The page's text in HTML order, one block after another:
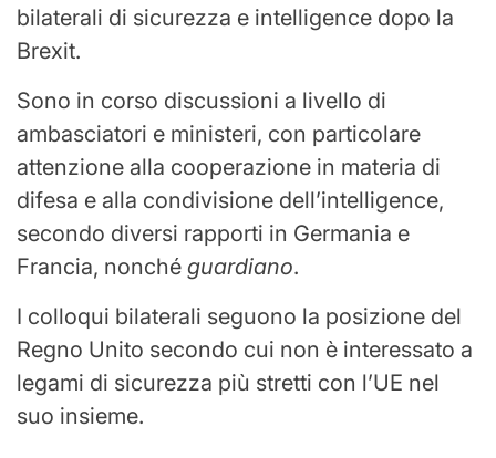
bilaterali di sicurezza e intelligence dopo la
Brexit.
Sono in corso discussioni a livello di
ambasciatori e ministeri, con particolare
attenzione alla cooperazione in materia di
difesa e alla condivisione dell’intelligence,
secondo diversi rapporti in Germania e
Francia, nonché guardiano.
I colloqui bilaterali seguono la posizione del
Regno Unito secondo cui non è interessato a
legami di sicurezza più stretti con l’UE nel
suo insieme.